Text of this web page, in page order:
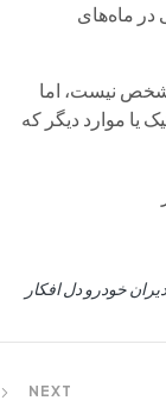
در ماه‌های
نیست، اما
یا موارد دیگر که
خودرو دل افکار
NEXT